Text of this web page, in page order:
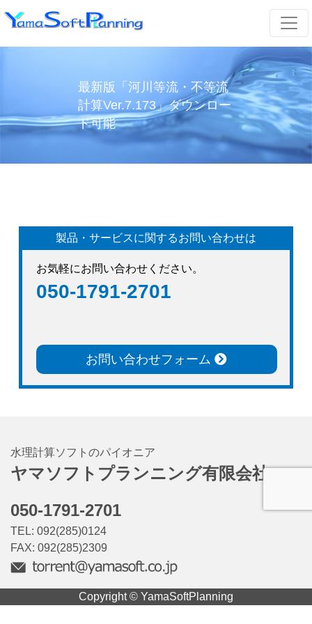
最新版「河川等流・不等流
計算Ver.7.173」ダウンロー
ド可能
製品・サービスに関するお問い合わせは
お気軽にお問い合わせください。
050-1791-2701
お問い合わせフォーム
水理計算ソフトのパイオニア
ヤマソフトプランニング有限会社
050-1791-2701
TEL: 092(285)0124
FAX: 092(285)2309
Copyright © YamaSoftPlanning